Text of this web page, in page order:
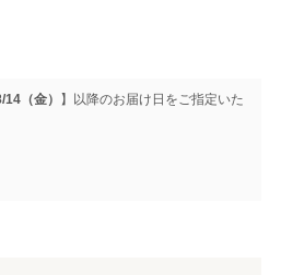
（金）
】以降のお届け日をご指定いた